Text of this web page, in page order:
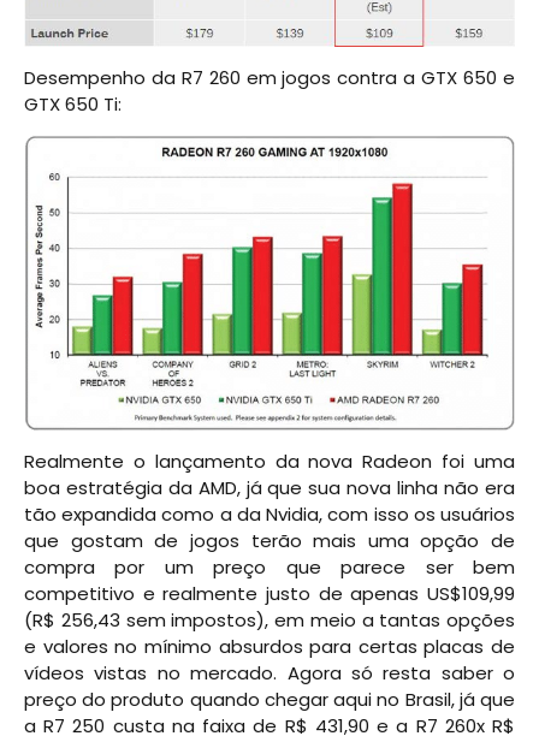
Desempenho da R7 260 em jogos contra a GTX 650 e
GTX 650 Ti:
Realmente o lançamento da nova Radeon foi uma
boa estratégia da AMD, já que sua nova linha não era
tão expandida como a da Nvidia, com isso os usuários
que gostam de jogos terão mais uma opção de
compra por um preço que parece ser bem
competitivo e realmente justo de apenas US$109,99
(R$ 256,43 sem impostos), em meio a tantas opções
e valores no mínimo absurdos para certas placas de
vídeos vistas no mercado. Agora só resta saber o
preço do produto quando chegar aqui no Brasil, já que
a R7 250 custa na faixa de R$ 431,90 e a R7 260x R$